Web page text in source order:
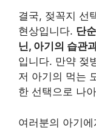
결국, 젖꼭지 선
현상입니다. 단
닌, 아기의 습관
입니다. 만약 젖
저 아기의 먹는
한 선택으로 나
여러분의 아기